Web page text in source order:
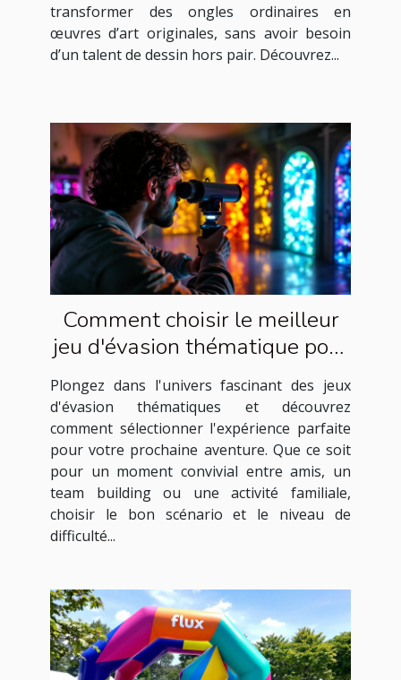
transformer des ongles ordinaires en
œuvres d’art originales, sans avoir besoin
d’un talent de dessin hors pair. Découvrez...
Comment choisir le meilleur
jeu d'évasion thématique pour
votre prochaine aventure
Plongez dans l'univers fascinant des jeux
d'évasion thématiques et découvrez
comment sélectionner l'expérience parfaite
pour votre prochaine aventure. Que ce soit
pour un moment convivial entre amis, un
team building ou une activité familiale,
choisir le bon scénario et le niveau de
difficulté...